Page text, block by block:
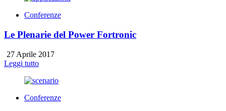
Conferenze
Le Plenarie del Power Fortronic
27 Aprile 2017
Leggi tutto
Conferenze